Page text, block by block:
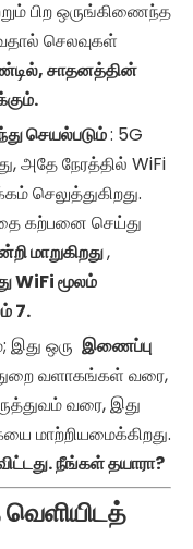
பிற ஒருங்கிணைந்த
செலவுகள்
சாதனத்தின்
செயல்படும்: 5G
அதே நேரத்தில் WiFi
செலுத்துகிறது.
கற்பனை செய்து
மாறுகிறது,
WiFi மூலம்
7.
ஒரு இணைப்பு
வளாகங்கள் வரை,
வரை, இது
மாற்றியமைக்கிறது.
நீங்கள் தயாரா?